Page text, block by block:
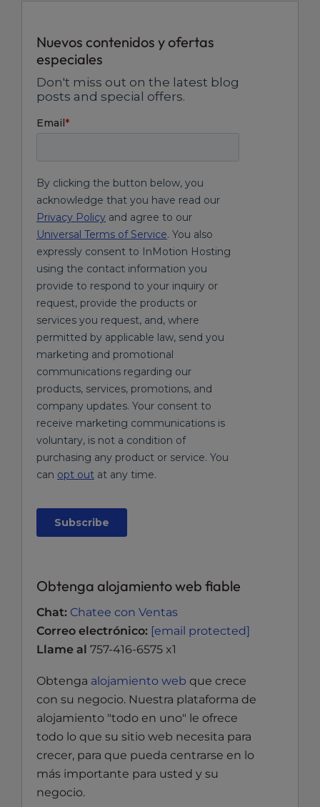
Nuevos contenidos y ofertas
especiales
Obtenga alojamiento web fiable
Chat: Chatee con Ventas
Correo electrónico: [email protected]
Llame al 757-416-6575 x1
Obtenga alojamiento web que crece
con su negocio. Nuestra plataforma de
alojamiento "todo en uno" le ofrece
todo lo que su sitio web necesita para
crecer, para que pueda centrarse en lo
más importante para usted y su
negocio.